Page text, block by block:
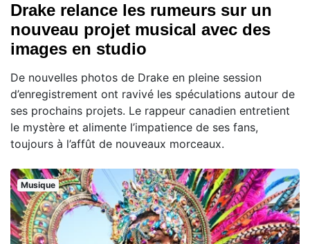
Drake relance les rumeurs sur un
nouveau projet musical avec des
images en studio
De nouvelles photos de Drake en pleine session
d’enregistrement ont ravivé les spéculations autour de
ses prochains projets. Le rappeur canadien entretient
le mystère et alimente l’impatience de ses fans,
toujours à l’affût de nouveaux morceaux.
Musique